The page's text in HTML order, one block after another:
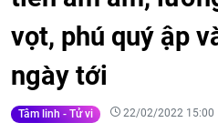
vọt, phú quý ập
ngày tới
Tâm linh - Tử vi 22/02/2022 15:00